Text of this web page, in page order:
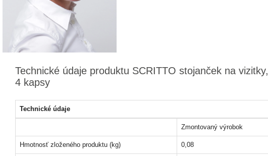
Technické údaje produktu SCRITTO stojanček na vizitky,
4 kapsy
Technické údaje
Zmontovaný výrobok
Hmotnosť zloženého produktu (kg) 0,08